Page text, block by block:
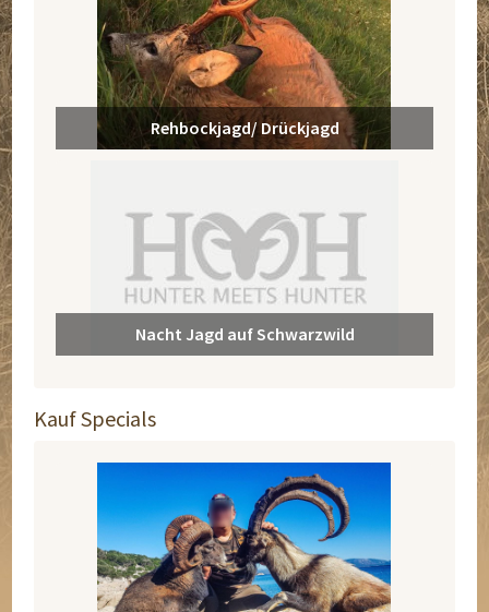
Rehbockjagd/ Drückjagd
Nacht Jagd auf Schwarzwild
Kauf Specials